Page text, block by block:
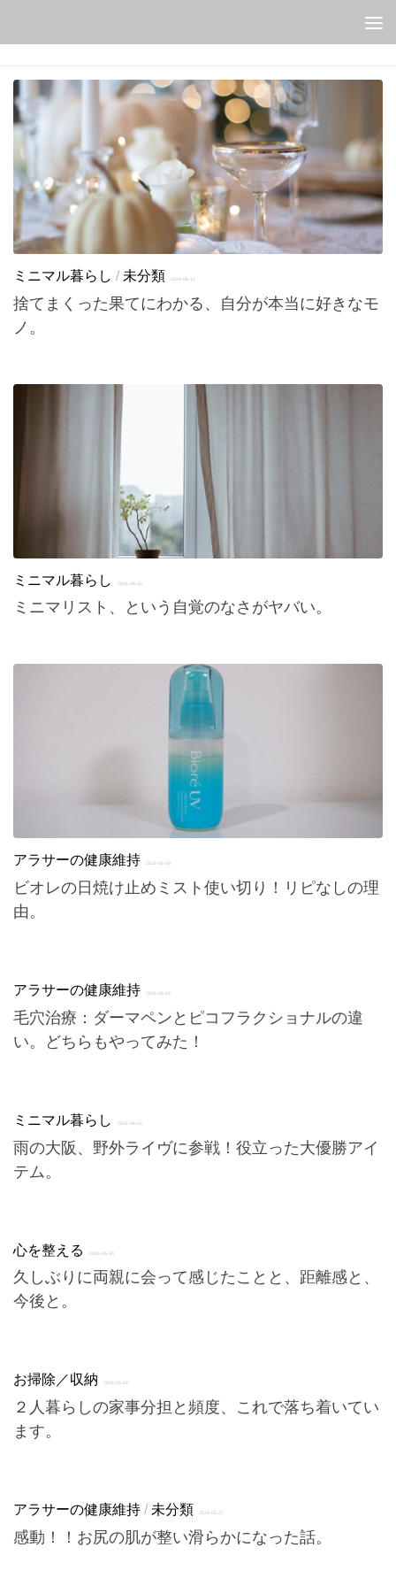
ミニマル暮らし / 未分類 2024-06-11
捨てまくった果てにわかる、自分が本当に好きなモ
ノ。
ミニマル暮らし 2024-06-10
ミニマリスト、という自覚のなさがヤバい。
アラサーの健康維持 2024-06-09
ビオレの日焼け止めミスト使い切り！リピなしの理
由。
アラサーの健康維持 2024-06-04
毛穴治療：ダーマペンとピコフラクショナルの違
い。どちらもやってみた！
ミニマル暮らし 2024-06-03
雨の大阪、野外ライヴに参戦！役立った大優勝アイ
テム。
心を整える 2024-05-30
久しぶりに両親に会って感じたことと、距離感と、
今後と。
お掃除／収納 2024-05-28
２人暮らしの家事分担と頻度、これで落ち着いてい
ます。
アラサーの健康維持 / 未分類 2024-05-27
感動！！お尻の肌が整い滑らかになった話。